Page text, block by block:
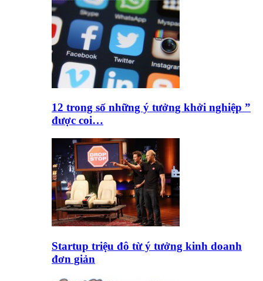
12 trong số những ý tưởng khởi nghiệp ”
được coi…
Startup triệu đô từ ý tưởng kinh doanh
đơn giản